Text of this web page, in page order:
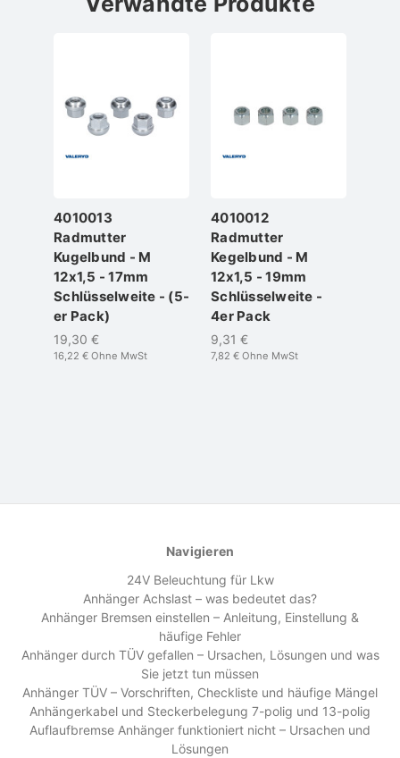
4010013
Radmutter
Kugelbund - M
12x1,5 - 17mm
Schlüsselweite - (5-
er Pack)
19,30 €
16,22 € Ohne MwSt
4010012
Radmutter
Kegelbund - M
12x1,5 - 19mm
Schlüsselweite -
4er Pack
9,31 €
7,82 € Ohne MwSt
Navigieren
24V Beleuchtung für Lkw
Anhänger Achslast – was bedeutet das?
Anhänger Bremsen einstellen – Anleitung, Einstellung &
häufige Fehler
Anhänger durch TÜV gefallen – Ursachen, Lösungen und was
Sie jetzt tun müssen
Anhänger TÜV – Vorschriften, Checkliste und häufige Mängel
Anhängerkabel und Steckerbelegung 7-polig und 13-polig
Auflaufbremse Anhänger funktioniert nicht – Ursachen und
Lösungen